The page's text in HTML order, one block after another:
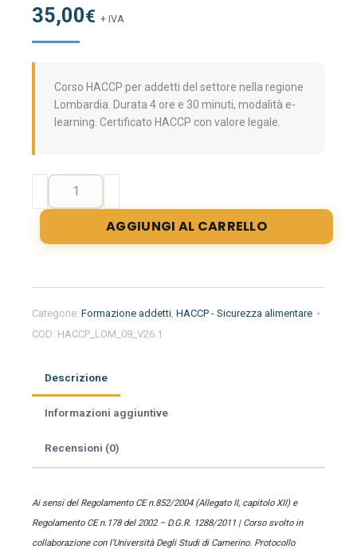
35,00€ + IVA
Corso HACCP per addetti del settore nella regione
Lombardia. Durata 4 ore e 30 minuti, modalità e-
learning. Certificato HACCP con valore legale.
Formazione
per
addetti
alimentare
regione
Lombardia
Minimarket
quantità
AGGIUNGI AL CARRELLO
Categorie: Formazione addetti, HACCP - Sicurezza alimentare
COD: HACCP_LOM_09_V26.1
Descrizione
Informazioni aggiuntive
Recensioni (0)
Ai sensi del Regolamento CE n.852/2004 (Allegato II, capitolo XII) e
Regolamento CE n.178 del 2002 – D.G.R. 1288/2011 | Corso svolto in
collaborazione con l’Università Degli Studi di Camerino. Protocollo